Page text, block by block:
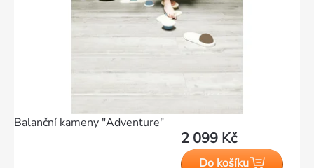
Balanční kameny "Adventure"
2 099 Kč
Do košíku